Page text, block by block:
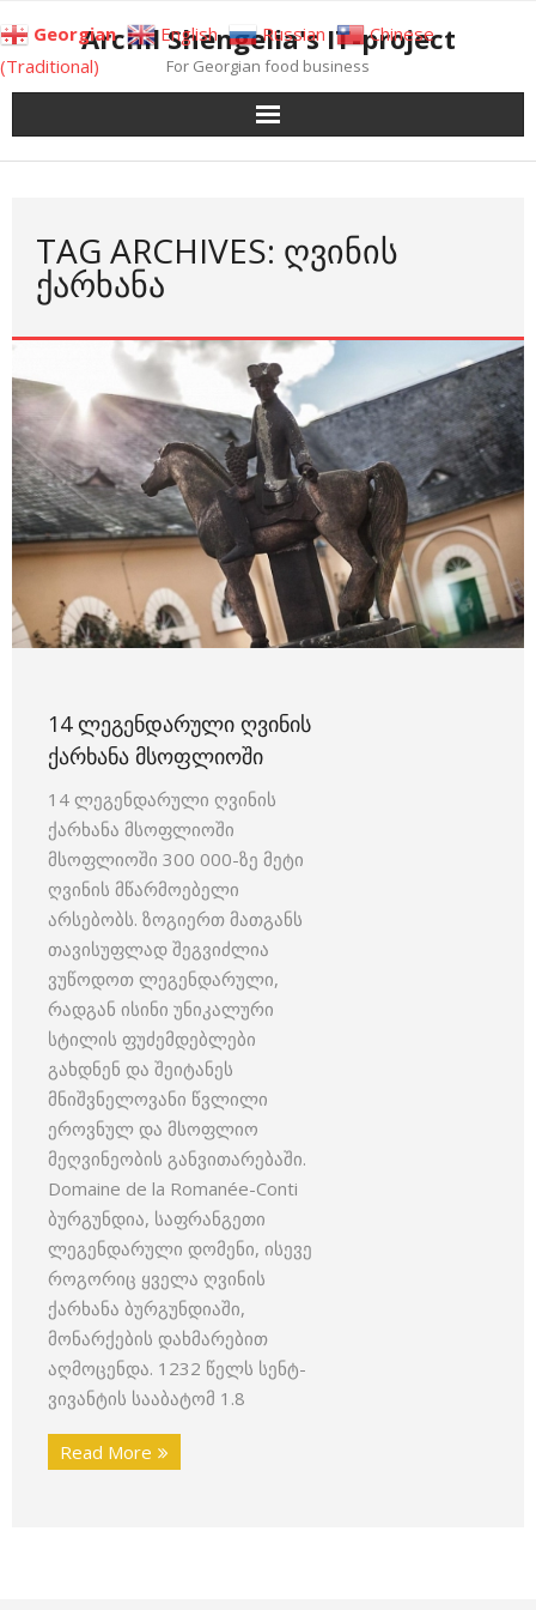
to
content
Archil Shengelia's IT-project
For Georgian food business
TAG ARCHIVES: ᲦᲕᲘᲜᲘᲡ
ᲥᲐᲠᲮᲐᲜᲐ
14 ᲚᲔᲒᲔᲜᲓᲐᲠᲣᲚᲘ ᲦᲕᲘᲜᲘᲡ
ᲥᲐᲠᲮᲐᲜᲐ ᲛᲡᲝᲤᲚᲘᲝᲨᲘ
14 ლეგენდარული ღვინის
ქარხანა მსოფლიოში
მსოფლიოში 300 000-ზე მეტი
ღვინის მწარმოებელი
არსებობს. ზოგიერთ მათგანს
თავისუფლად შეგვიძლია
ვუწოდოთ ლეგენდარული,
რადგან ისინი უნიკალური
სტილის ფუძემდებლები
გახდნენ და შეიტანეს
მნიშვნელოვანი წვლილი
ეროვნულ და მსოფლიო
მეღვინეობის განვითარებაში.
Domaine de la Romanée-Conti
ბურგუნდია, საფრანგეთი
ლეგენდარული დომენი, ისევე
როგორიც ყველა ღვინის
ქარხანა ბურგუნდიაში,
მონარქების დახმარებით
აღმოცენდა. 1232 წელს სენტ-
ვივანტის სააბატომ 1.8
Read More
Georgian English Russian
Chinese
(Traditional)